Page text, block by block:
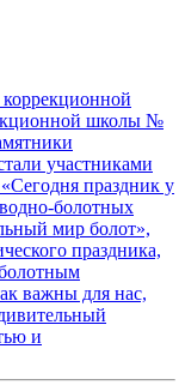
коррекционной
школы №
участниками
праздник у
болотных
мир болот»,
праздника,
важны для нас,
и